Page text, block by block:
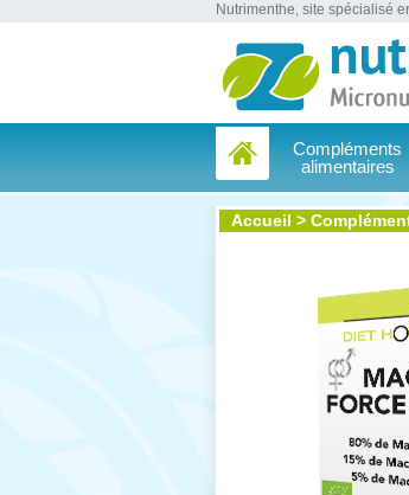
Nutrimenthe, site spécialisé
Compléments
alimentaires
Accueil >